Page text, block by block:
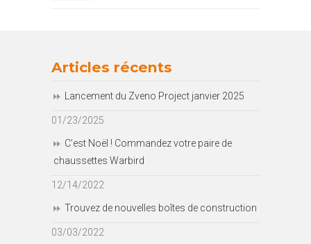
Articles récents
Lancement du Zveno Project janvier 2025
01/23/2025
C’est Noël ! Commandez votre paire de
chaussettes Warbird
12/14/2022
Trouvez de nouvelles boîtes de construction
03/03/2022